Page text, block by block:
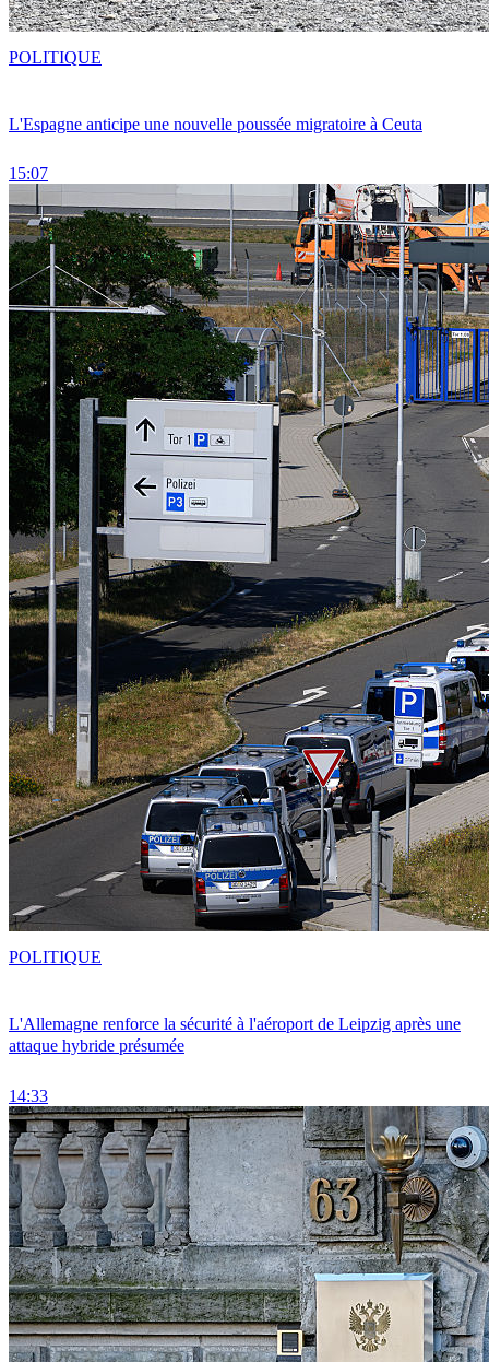
L'Espagne anticipe une nouvelle poussée migratoire à Ceuta
15:07
POLITIQUE
L'Allemagne renforce la sécurité à l'aéroport de Leipzig après une
attaque hybride présumée
14:33
POLITIQUE